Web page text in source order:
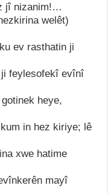
jî nizanim!…
welêt)
ev rasthatin ji
feylesofekî evînî
heye,
in hez kiriye; lê
xwe hatime
mayî